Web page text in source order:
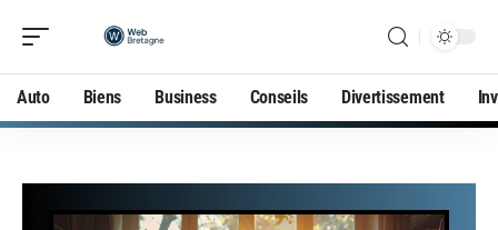
Auto Biens Business Conseils Divertissement